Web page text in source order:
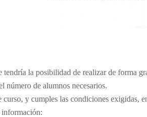
la posibilidad de realizar de forma
número de alumnos necesarios.
curso, y cumples las condiciones exigidas,
información: